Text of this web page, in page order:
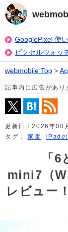
GooglePixel 使
ピクセルウォッ
webmobile Top >
記事内に広告があり
更新日：2026年08
タグ：家電 iPad
「
mini7（
レビュー